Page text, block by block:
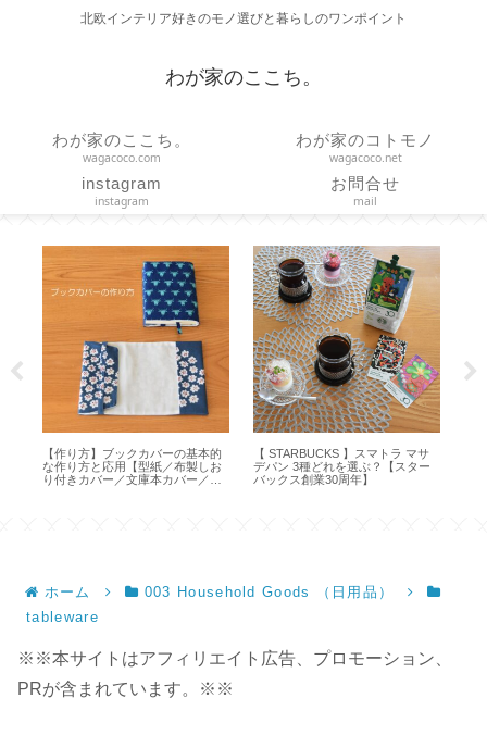
北欧インテリア好きのモノ選びと暮らしのワンポイント
わが家のここち。
わが家のここち。
wagacoco.com
わが家のコトモノ
wagacoco.net
instagram
instagram
お問合せ
mail
【作り方】ブックカバーの基本的
な作り方と応用【型紙／布製しお
り付きカバー／文庫本カバー／ハ
【 STARBUCKS 】スマトラ マサ
デパン 3種どれを選ぶ？【スター
バックス創業30周年】
ホーム
003 Household Goods （日用品）
tableware
※※本サイトはアフィリエイト広告、プロモーション、
PRが含まれています。※※